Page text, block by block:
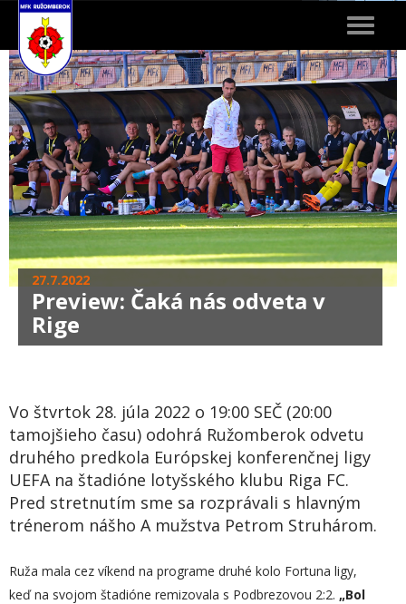
Toggle
27.7.2022
Preview: Čaká nás odveta v
Rige
Vo štvrtok 28. júla 2022 o 19:00 SEČ (20:00
tamojšieho času) odohrá Ružomberok odvetu
druhého predkola Európskej konferenčnej ligy
UEFA na štadióne lotyšského klubu Riga FC.
Pred stretnutím sme sa rozprávali s hlavným
trénerom nášho A mužstva Petrom Struhárom.
Ruža mala cez víkend na programe druhé kolo Fortuna ligy,
keď na svojom štadióne remizovala s Podbrezovou 2:2. „Bol